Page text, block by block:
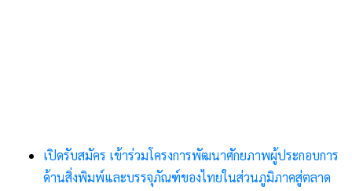
เปิดรับสมัคร เข้าร่วมโครงการพัฒนาศักยภาพผู้ประกอบการ
ด้านสิ่งพิมพ์และบรรจุภัณฑ์ของไทยในส่วนภูมิภาคสู่ตลาด